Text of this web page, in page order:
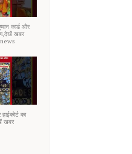
कार्ड और
खबर
का
खबर